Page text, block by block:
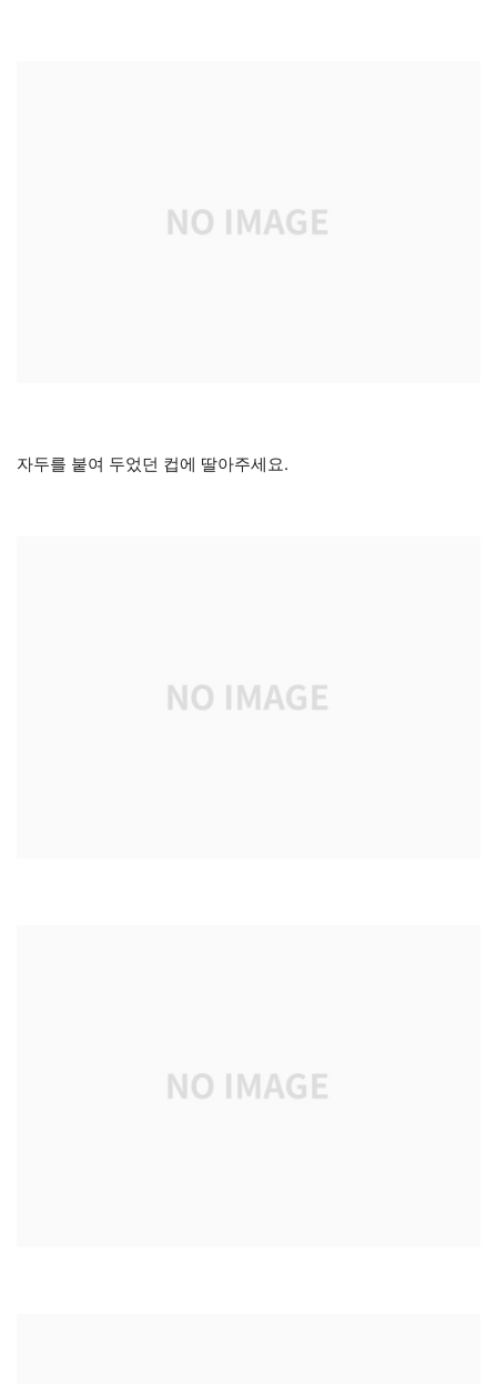
자두를 붙여 두었던 컵에 딸아주세요.